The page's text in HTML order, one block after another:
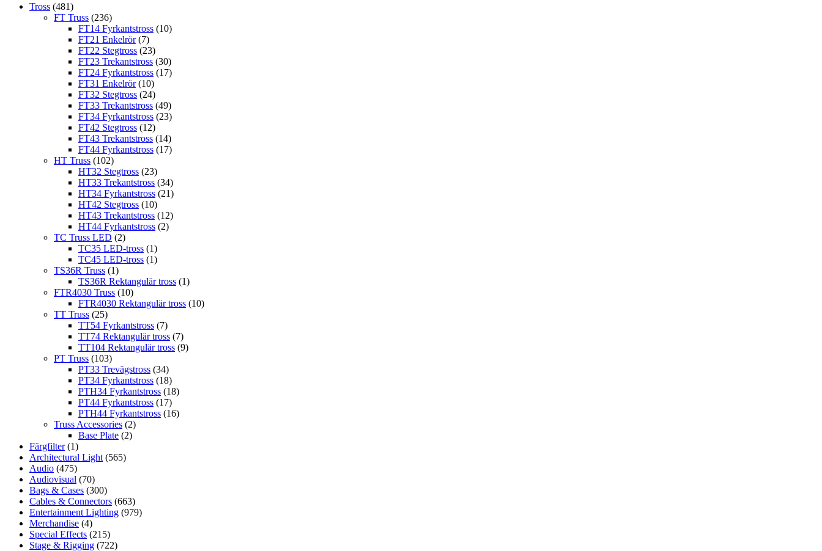
Tross (481)
FT Truss (236)
FT14 Fyrkantstross (10)
FT21 Enkelrör (7)
FT22 Stegtross (23)
FT23 Trekantstross (30)
FT24 Fyrkantstross (17)
FT31 Enkelrör (10)
FT32 Stegtross (24)
FT33 Trekantstross (49)
FT34 Fyrkantstross (23)
FT42 Stegtross (12)
FT43 Trekantstross (14)
FT44 Fyrkantstross (17)
HT Truss (102)
HT32 Stegtross (23)
HT33 Trekantstross (34)
HT34 Fyrkantstross (21)
HT42 Stegtross (10)
HT43 Trekantstross (12)
HT44 Fyrkantstross (2)
TC Truss LED (2)
TC35 LED-tross (1)
TC45 LED-tross (1)
TS36R Truss (1)
TS36R Rektangulär tross (1)
FTR4030 Truss (10)
FTR4030 Rektangulär tross (10)
TT Truss (25)
TT54 Fyrkantstross (7)
TT74 Rektangulär tross (7)
TT104 Rektangulär tross (9)
PT Truss (103)
PT33 Trevägstross (34)
PT34 Fyrkantstross (18)
PTH34 Fyrkantstross (18)
PT44 Fyrkantstross (17)
PTH44 Fyrkantstross (16)
Truss Accessories (2)
Base Plate (2)
Färgfilter (1)
Architectural Light (565)
Audio (475)
Audiovisual (70)
Bags & Cases (300)
Cables & Connectors (663)
Entertainment Lighting (979)
Merchandise (4)
Special Effects (215)
Stage & Rigging (722)